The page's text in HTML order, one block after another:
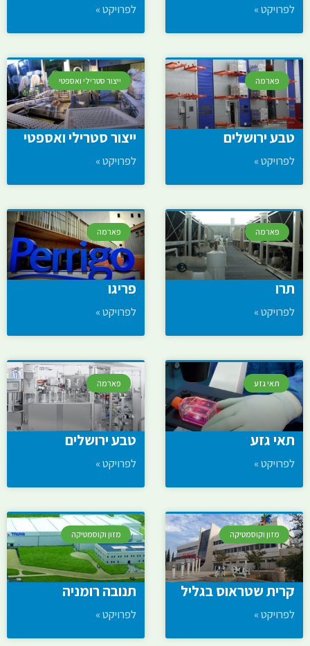
לפרויקט » לפרויקט »
פארמה
טבע ירושלים
לפרויקט »
ייצור סטרילי ואספטי
ייצור סטרילי ואספטי
לפרויקט »
פארמה
תרו
לפרויקט »
פארמה
פריגו
לפרויקט »
תאי גזע
תאי גזע
לפרויקט »
פארמה
טבע ירושלים
לפרויקט »
מזון וקוסמטיקה
קרית שטראוס בגליל
לפרויקט »
מזון וקוסמטיקה
תנובה רומניה
לפרויקט »